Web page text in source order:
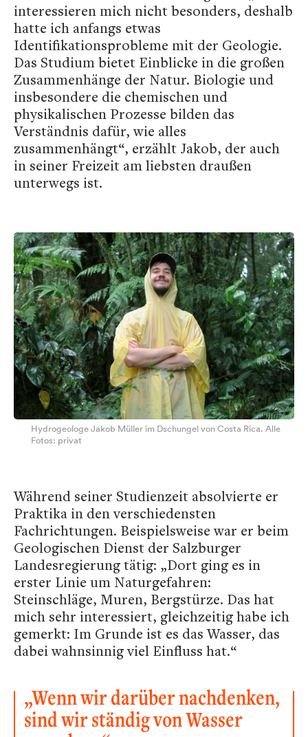
interessieren mich nicht besonders, deshalb
hatte ich anfangs etwas
Identifikationsprobleme mit der Geologie.
Das Studium bietet Einblicke in die großen
Zusammenhänge der Natur. Biologie und
insbesondere die chemischen und
physikalischen Prozesse bilden das
Verständnis dafür, wie alles
zusammenhängt“, erzählt Jakob, der auch
in seiner Freizeit am liebsten draußen
unterwegs ist.
Hydrogeologe Jakob Müller im Dschungel von Costa Rica. Alle
Fotos: privat
Während seiner Studienzeit absolvierte er
Praktika in den verschiedensten
Fachrichtungen. Beispielsweise war er beim
Geologischen Dienst der Salzburger
Landesregierung tätig: „Dort ging es in
erster Linie um Naturgefahren:
Steinschläge, Muren, Bergstürze. Das hat
mich sehr interessiert, gleichzeitig habe ich
gemerkt: Im Grunde ist es das Wasser, das
dabei wahnsinnig viel Einfluss hat.“
„Wenn wir darüber nachdenken,
sind wir ständig von Wasser